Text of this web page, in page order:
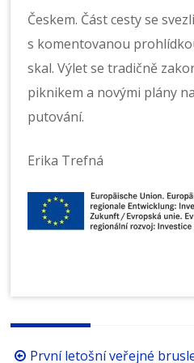
Českem. Část cesty se
s komentovanou
skal. Výlet se tradičně
piknikem a novými plány
putování.
Erika Trefná
Procházení
První letošní veřejné